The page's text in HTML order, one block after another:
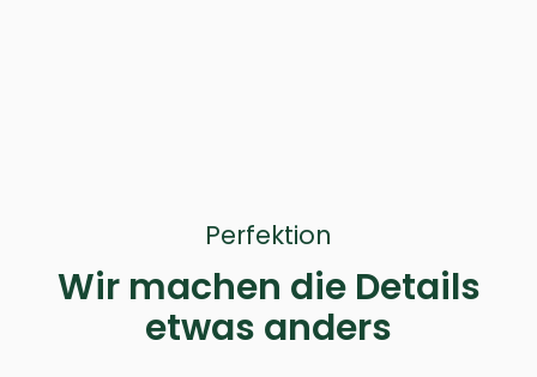
Perfektion
Wir machen die Details
etwas anders